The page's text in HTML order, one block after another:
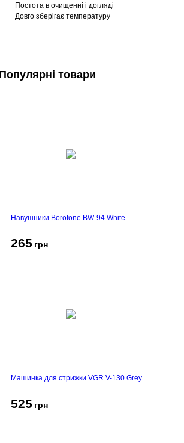
Постота в очищенні і догляді
Довго зберігає температуру
товари
Навушники Borofone BW-94 White
265 грн
Машинка для стрижки VGR V-130 Grey
525 грн